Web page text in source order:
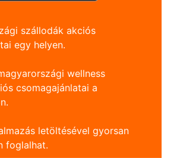
szállodák akciós
egy helyen.
wellness
csomagajánlatai a
letöltésével gyorsan
foglalhat.